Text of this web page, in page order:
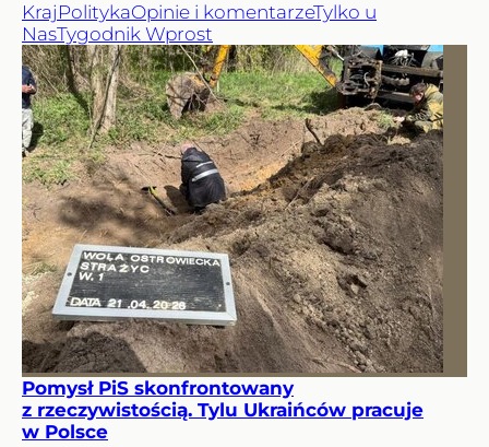
Kraj PolitykaOpinie i komentarzeTylko u
NasTygodnik Wprost
Pomysł PiS skonfrontowany
z rzeczywistością. Tylu Ukraińców pracuje
w Polsce